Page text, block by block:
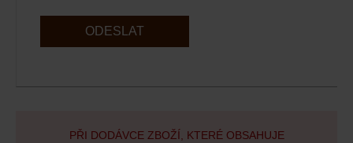
ODESLAT
PŘI DODÁVCE ZBOŽÍ, KTERÉ OBSAHUJE